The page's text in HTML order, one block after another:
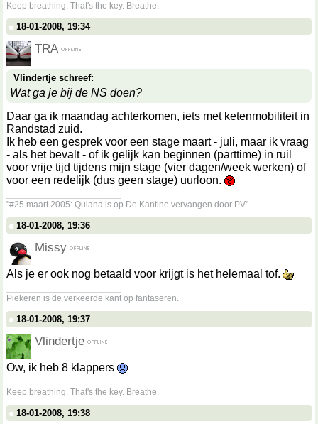
Keep breathing. That's the key. Breathe.
18-01-2008, 19:34
TRA
Vlindertje schreef:
Wat ga je bij de NS doen?
Daar ga ik maandag achterkomen, iets met ketenmobiliteit in
Randstad zuid.
Ik heb een gesprek voor een stage maart - juli, maar ik vraag
- als het bevalt - of ik gelijk kan beginnen (parttime) in ruil
voor vrije tijd tijdens mijn stage (vier dagen/week werken) of
voor een redelijk (dus geen stage) uurloon.
"#25 maart 2005: Quiana is op De Kantine vervangen door PV"
18-01-2008, 19:36
Missy
Als je er ook nog betaald voor krijgt is het helemaal tof.
Piekeren is de verkeerde kant op fantaseren.
18-01-2008, 19:37
Vlindertje
Ow, ik heb 8 klappers
Keep breathing. That's the key. Breathe.
18-01-2008, 19:38